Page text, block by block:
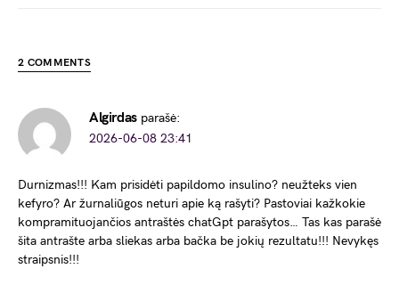
2 COMMENTS
Algirdas parašė:
2026-06-08 23:41
Durnizmas!!! Kam prisidėti papildomo insulino? neužteks vien
kefyro? Ar žurnaliūgos neturi apie ką rašyti? Pastoviai kažkokie
kompramituojančios antraštės chatGpt parašytos… Tas kas parašė
šita antrašte arba sliekas arba bačka be jokių rezultatu!!! Nevykęs
straipsnis!!!